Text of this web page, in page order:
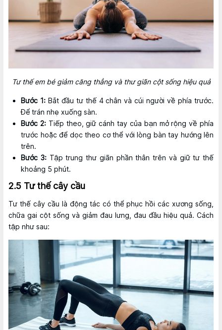
Tư thế em bé giảm căng thẳng và thư giãn cột sống hiệu quả
Bước 1:Bắt đầu tư thế 4 chân và cúi người về phía trước.
Để trán nhẹ xuống sàn.
Bước 2:Tiếp theo, giữ cánh tay của bạn mở rộng về phía
trước hoặc để dọc theo cơ thể với lòng bàn tay hướng lên
trên.
Bước 3:Tập trung thư giãn phần thân trên và giữ tư thế
khoảng 5 phút.
2.5 Tư thế cây cầu
Tư thế cây cầu là động tác có thể phục hồi các xương sống,
chữa gai cột sống và giảm đau lưng, đau đầu hiệu quả. Cách
tập như sau: